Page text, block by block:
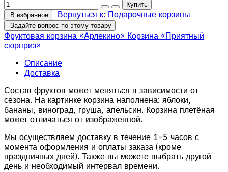
В избранное Вернуться к: Подарочные корзины
Задайте вопрос по этому товару
Фруктовая корзина «Арлекино» Корзина «Приятный
сюрприз»
Описание
Доставка
Состав фруктов может меняться в зависимости от
сезона. На картинке корзина наполнена: яблоки,
бананы, виноград, груша, апельсин. Корзина плетёная
может отличаться от изображенной.
Мы осуществляем доставку в течение 1-5 часов с
момента оформления и оплаты заказа (кроме
праздничных дней). Также вы можете выбрать другой
день и необходимый интервал времени.